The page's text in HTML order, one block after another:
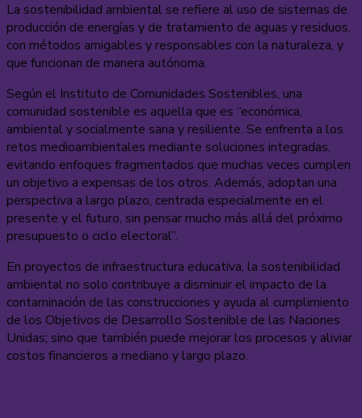
La sostenibilidad ambiental se refiere al uso de sistemas de
producción de energías y de tratamiento de aguas y residuos,
con métodos amigables y responsables con la naturaleza, y
que funcionan de manera autónoma.
Según el Instituto de Comunidades Sostenibles, una
comunidad sostenible es aquella que es “económica,
ambiental y socialmente sana y resiliente. Se enfrenta a los
retos medioambientales mediante soluciones integradas,
evitando enfoques fragmentados que muchas veces cumplen
un objetivo a expensas de los otros. Además, adoptan una
perspectiva a largo plazo, centrada especialmente en el
presente y el futuro, sin pensar mucho más allá del próximo
presupuesto o ciclo electoral”.
En proyectos de infraestructura educativa, la sostenibilidad
ambiental no solo contribuye a disminuir el impacto de la
contaminación de las construcciones y ayuda al cumplimiento
de los Objetivos de Desarrollo Sostenible de las Naciones
Unidas; sino que también puede mejorar los procesos y aliviar
costos financieros a mediano y largo plazo.